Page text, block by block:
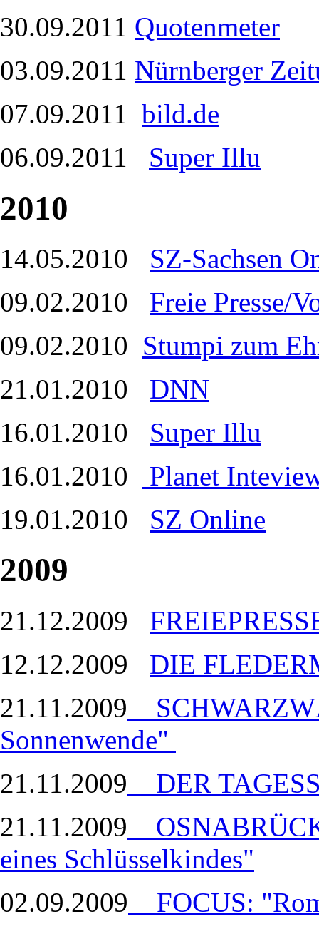
30.09.2011 Quotenmeter
03.09.2011 Nürnberger
07.09.2011 bild.de
06.09.2011 Super Illu
2010
14.05.2010 SZ-Sachsen
09.02.2010 Freie Presse/
09.02.2010 Stumpi zum
21.01.2010 DNN
16.01.2010 Super Illu
16.01.2010
Planet
19.01.2010 SZ Online
2009
21.12.2009
12.12.2009 DIE
21.11.2009
Sonnenwende"
21.11.2009
DER
21.11.2009
eines Schlüsselkindes"
02.09.2009
FOCUS: